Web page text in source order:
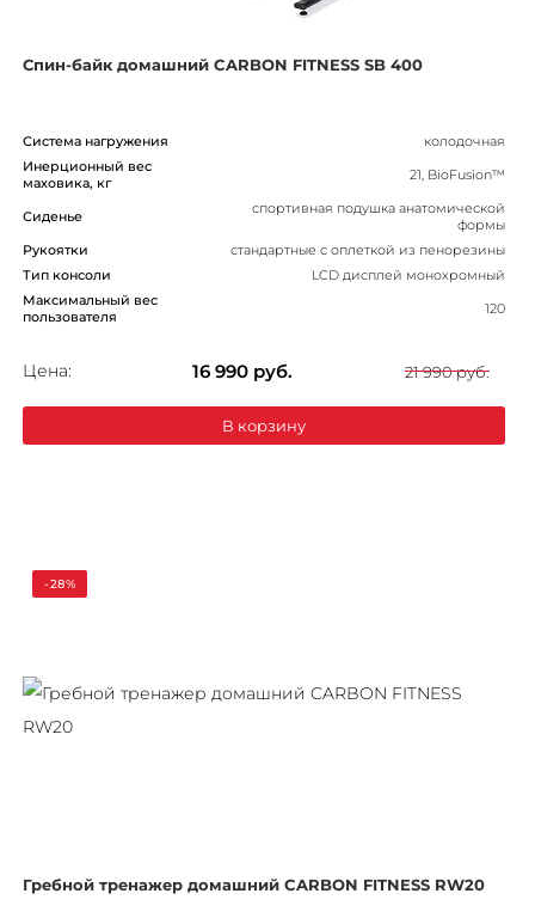
Спин-байк домашний CARBON FITNESS SB 400
Система нагружения
колодочная
Инерционный вес
маховика, кг
21, BioFusion™
Сиденье
спортивная подушка анатомической
формы
Рукоятки
стандартные с оплеткой из пенорезины
Тип консоли
LCD дисплей монохромный
Максимальный вес
пользователя
120
Цена: 16 990 руб. 21 990 руб.
В корзину
-28%
Гребной тренажер домашний CARBON FITNESS RW20